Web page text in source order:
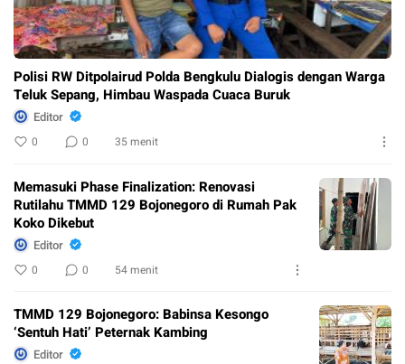
Polisi RW Ditpolairud Polda Bengkulu Dialogis dengan Warga
Teluk Sepang, Himbau Waspada Cuaca Buruk
Editor
0 0 35 menit
Memasuki Phase Finalization: Renovasi
Rutilahu TMMD 129 Bojonegoro di Rumah Pak
Koko Dikebut
Editor
0 0 54 menit
TMMD 129 Bojonegoro: Babinsa Kesongo
‘Sentuh Hati’ Peternak Kambing
Editor